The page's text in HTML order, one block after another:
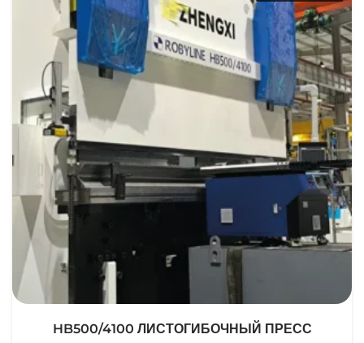
HB500/4100 ЛИСТОГИБОЧНЫЙ ПРЕСС